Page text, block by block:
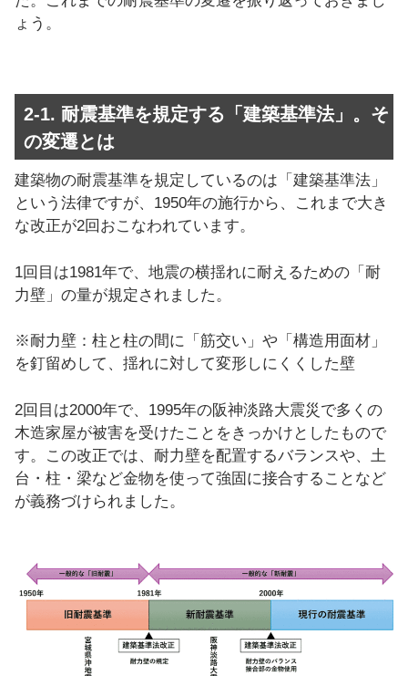
ょう。
2-1. 耐震基準を規定する「建築基準法」。そ
の変遷とは
建築物の耐震基準を規定しているのは「建築基準法」
という法律ですが、1950年の施行から、これまで大き
な改正が2回おこなわれています。
1回目は1981年で、地震の横揺れに耐えるための「耐
力壁」の量が規定されました。
※耐力壁：柱と柱の間に「筋交い」や「構造用面材」
を釘留めして、揺れに対して変形しにくくした壁
2回目は2000年で、1995年の阪神淡路大震災で多くの
木造家屋が被害を受けたことをきっかけとしたもので
す。この改正では、耐力壁を配置するバランスや、土
台・柱・梁など金物を使って強固に接合することなど
が義務づけられました。